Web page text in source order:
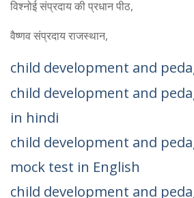
विश्नोई संप्रदाय की प्रधान पीठ,
वैष्णव संप्रदाय राजस्थान,
child development and
child development and
in hindi
child development and
mock test in English
child development and